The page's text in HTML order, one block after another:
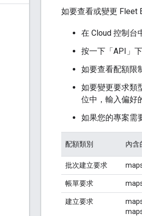
如要查看或變更 Fleet
在 Cloud 控制台
按一下「API」
如要查看配額限
如要變更要求類
位中，輸入偏好
如果您的專案需
配額類別 內含
批次建立要求
帳單要求
建立要求